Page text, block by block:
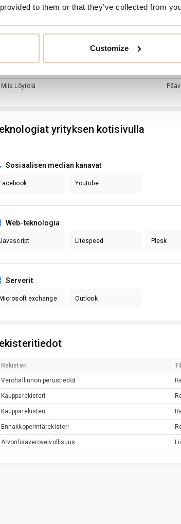
to them or that they’ve collected from
Customize
Miia Löytölä
yrityksen kotisivulla
Sosiaalisen median kanavat
Youtube
Web-teknologia
Litespeed Plesk
Serverit
exchange Outlook
Rekisteri
Verohallinnon perustiedot
Kaupparekisteri
Kaupparekisteri
Ennakkoperintärekisteri
Arvonlisäverovelvollisuus